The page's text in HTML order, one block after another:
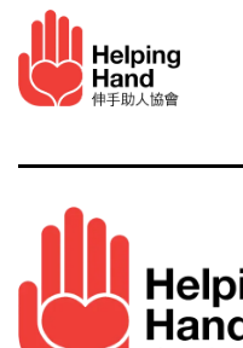
跳至內容